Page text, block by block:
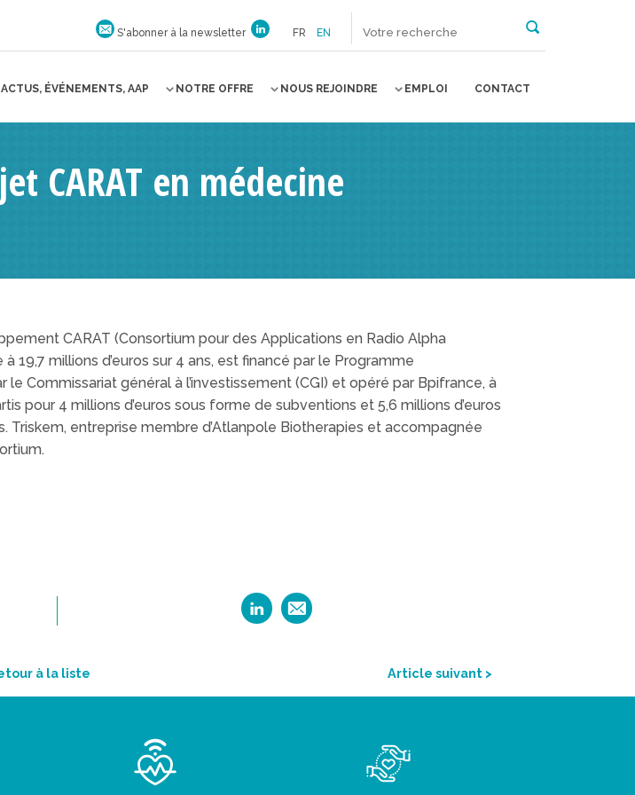
S'abonner à la newsletter FR EN
ACTUS, ÉVÉNEMENTS, AAP NOTRE OFFRE NOUS REJOINDRE EMPLOI CONTACT
CARAT en médecine
CARAT (Consortium pour des Applications en Radio Alpha
19,7 millions d’euros sur 4 ans, est financé par le Programme
le Commissariat général à l’investissement (CGI) et opéré par Bpifrance, à
pour 4 millions d’euros sous forme de subventions et 5,6 millions d’euros
Triskem, entreprise membre d’Atlanpole Biotherapies et accompagnée
à la liste Article suivant >